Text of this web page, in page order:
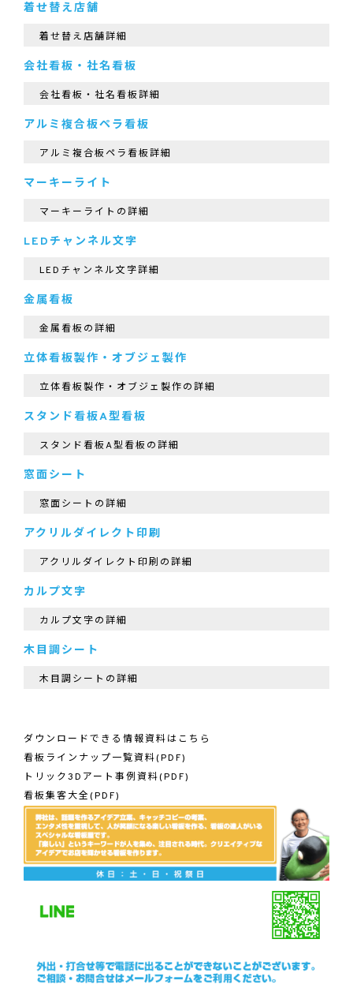
着せ替え店舗
着せ替え店舗詳細
会社看板・社名看板
会社看板・社名看板詳細
アルミ複合板ペラ看板
アルミ複合板ペラ看板詳細
マーキーライト
マーキーライトの詳細
LEDチャンネル文字
LEDチャンネル文字詳細
金属看板
金属看板の詳細
立体看板製作・オブジェ製作
立体看板製作・オブジェ製作の詳細
スタンド看板A型看板
スタンド看板A型看板の詳細
窓面シート
窓面シートの詳細
アクリルダイレクト印刷
アクリルダイレクト印刷の詳細
カルプ文字
カルプ文字の詳細
木目調シート
木目調シートの詳細
ダウンロードできる情報資料はこちら
看板ラインナップ一覧資料(PDF)
トリック3Dアート事例資料(PDF)
看板集客大全(PDF)